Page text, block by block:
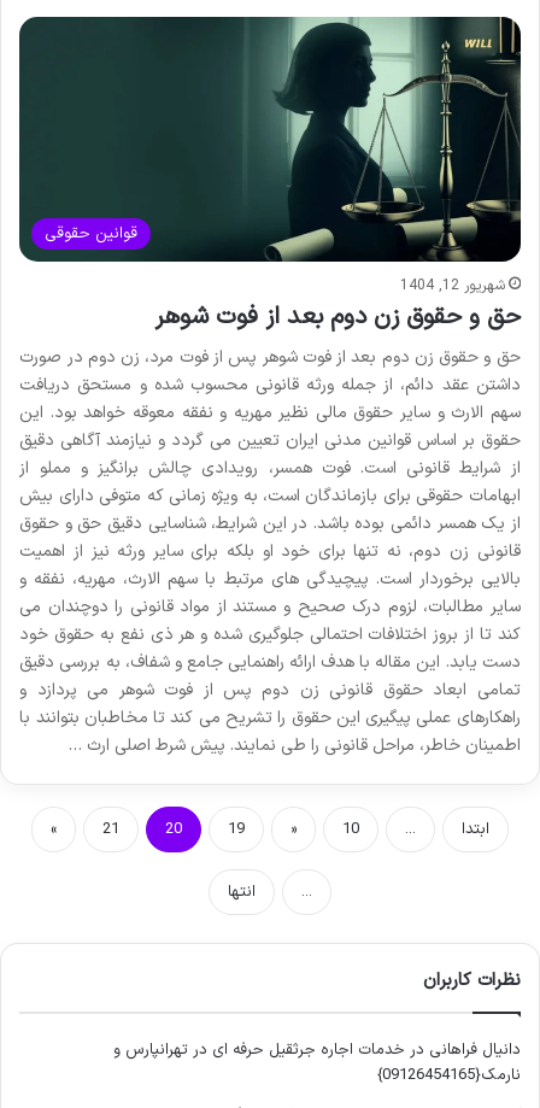
قوانین حقوقی
شهریور 12, 1404
حق و حقوق زن دوم بعد از فوت شوهر
حق و حقوق زن دوم بعد از فوت شوهر پس از فوت مرد، زن دوم در صورت
داشتن عقد دائم، از جمله ورثه قانونی محسوب شده و مستحق دریافت
سهم الارث و سایر حقوق مالی نظیر مهریه و نفقه معوقه خواهد بود. این
حقوق بر اساس قوانین مدنی ایران تعیین می گردد و نیازمند آگاهی دقیق
از شرایط قانونی است. فوت همسر، رویدادی چالش برانگیز و مملو از
ابهامات حقوقی برای بازماندگان است، به ویژه زمانی که متوفی دارای بیش
از یک همسر دائمی بوده باشد. در این شرایط، شناسایی دقیق حق و حقوق
قانونی زن دوم، نه تنها برای خود او بلکه برای سایر ورثه نیز از اهمیت
بالایی برخوردار است. پیچیدگی های مرتبط با سهم الارث، مهریه، نفقه و
سایر مطالبات، لزوم درک صحیح و مستند از مواد قانونی را دوچندان می
کند تا از بروز اختلافات احتمالی جلوگیری شده و هر ذی نفع به حقوق خود
دست یابد. این مقاله با هدف ارائه راهنمایی جامع و شفاف، به بررسی دقیق
تمامی ابعاد حقوق قانونی زن دوم پس از فوت شوهر می پردازد و
راهکارهای عملی پیگیری این حقوق را تشریح می کند تا مخاطبان بتوانند با
اطمینان خاطر، مراحل قانونی را طی نمایند. پیش شرط اصلی ارث …
ابتدا ...
10
«
19
20
21
»
... انتها
نظرات کاربران
دانیال فراهانی در خدمات اجاره جرثقیل حرفه ای در تهرانپارس و
نارمک{09126454165}